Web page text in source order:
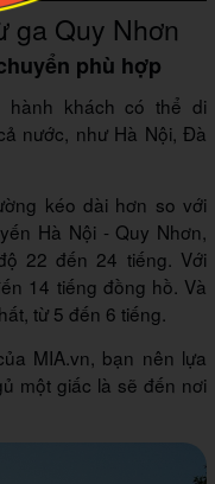
ga Quy Nhơn
phù hợp
hành khách có thể di
nước, như Hà Nội, Đà
kéo dài hơn so với
Hà Nội - Quy Nhơn,
22 đến 24 tiếng. Với
14 tiếng đồng hồ. Và
từ 5 đến 6 tiếng.
MIA.vn, bạn nên lựa
một giấc là sẽ đến nơi